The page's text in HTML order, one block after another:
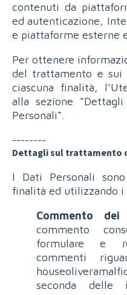
contenuti da
ed autenticazione,
e piattaforme esterne
Per ottenere
del trattamento e sui
ciascuna finalità,
alla sezione
Personali”.
--------
Dettagli sul trattamento
I Dati Personali
finalità ed utilizzando
Commento dei
commento
formulare e
commenti
seconda delle